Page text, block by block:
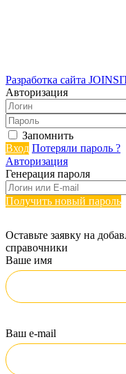
Разработка сайта
Авторизация
Запомнить
Вход Потеряли пароль ?
Авторизация
Генерация пароля
Получить новый пароль
Оставьте заявку на
справочники
Ваше имя
Ваш e-mail